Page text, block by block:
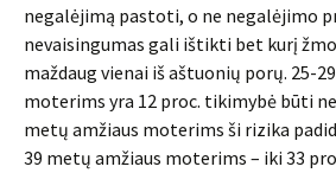
negalėjimą pastoti, o ne negalėjimo
nevaisingumas gali ištikti bet kurį
maždaug vienai iš aštuonių porų. 25-
moterims yra 12 proc. tikimybė būti
metų amžiaus moterims ši rizika
39 metų amžiaus moterims – iki 33